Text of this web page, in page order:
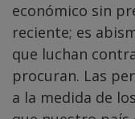
económico sin
reciente; es
que luchan
procuran. Las
a la medida de